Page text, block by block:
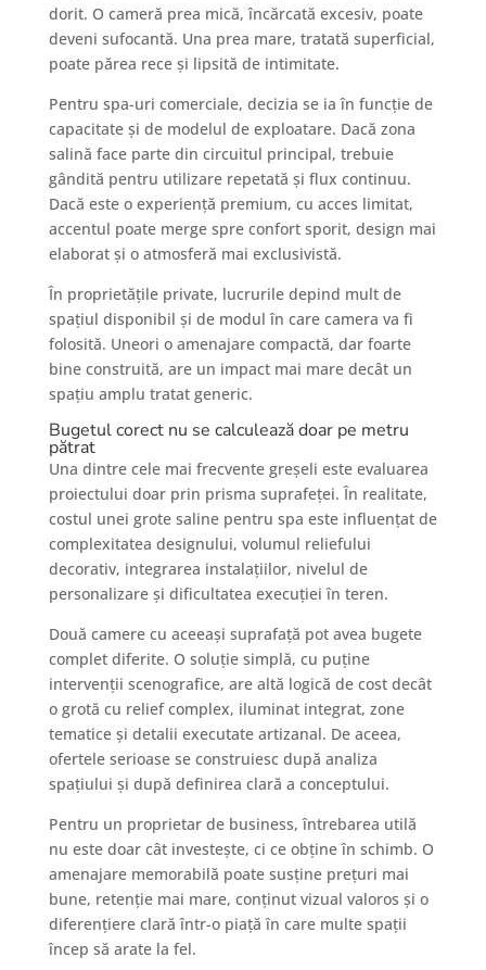
dorit. O cameră prea mică, încărcată excesiv, poate
deveni sufocantă. Una prea mare, tratată superficial,
poate părea rece și lipsită de intimitate.
Pentru spa-uri comerciale, decizia se ia în funcție de
capacitate și de modelul de exploatare. Dacă zona
salină face parte din circuitul principal, trebuie
gândită pentru utilizare repetată și flux continuu.
Dacă este o experiență premium, cu acces limitat,
accentul poate merge spre confort sporit, design mai
elaborat și o atmosferă mai exclusivistă.
În proprietățile private, lucrurile depind mult de
spațiul disponibil și de modul în care camera va fi
folosită. Uneori o amenajare compactă, dar foarte
bine construită, are un impact mai mare decât un
spațiu amplu tratat generic.
Bugetul corect nu se calculează doar pe metru
pătrat
Una dintre cele mai frecvente greșeli este evaluarea
proiectului doar prin prisma suprafeței. În realitate,
costul unei grote saline pentru spa este influențat de
complexitatea designului, volumul reliefului
decorativ, integrarea instalațiilor, nivelul de
personalizare și dificultatea execuției în teren.
Două camere cu aceeași suprafață pot avea bugete
complet diferite. O soluție simplă, cu puține
intervenții scenografice, are altă logică de cost decât
o grotă cu relief complex, iluminat integrat, zone
tematice și detalii executate artizanal. De aceea,
ofertele serioase se construiesc după analiza
spațiului și după definirea clară a conceptului.
Pentru un proprietar de business, întrebarea utilă
nu este doar cât investește, ci ce obține în schimb. O
amenajare memorabilă poate susține prețuri mai
bune, retenție mai mare, conținut vizual valoros și o
diferențiere clară într-o piață în care multe spații
încep să arate la fel.